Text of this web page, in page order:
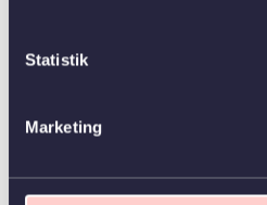
Statistik
Marketing